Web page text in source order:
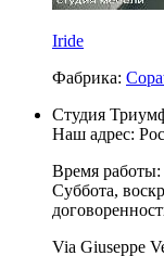
Iride
Фабрика:
Студия
Наш адрес:
Время работы:
Суббота,
Via Giuseppe